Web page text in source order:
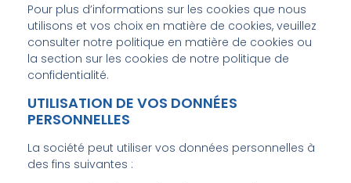
Pour plus d’informations sur les cookies que nous
utilisons et vos choix en matière de cookies, veuillez
consulter notre politique en matière de cookies ou
la section sur les cookies de notre politique de
confidentialité.
UTILISATION DE VOS DONNÉES
PERSONNELLES
La société peut utiliser vos données personnelles à
des fins suivantes :